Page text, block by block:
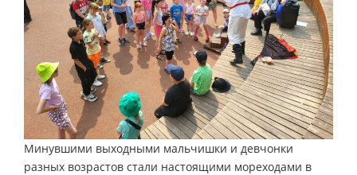
Минувшими выходными мальчишки и девчонки
разных возрастов стали настоящими мореходами в